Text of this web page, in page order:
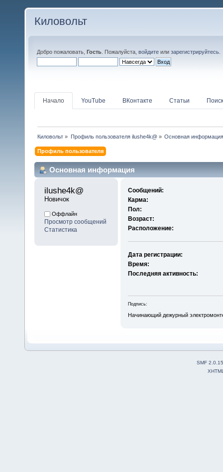
Киловольт
Добро пожаловать, Гость . Пожалуйста, войдите или зарегистрируйтесь
Начало YouTube ВКонтакте Статьи Поиск
Киловольт » Профиль пользователя ilushe4k@» Основная информация
Профиль пользователя
Основная информация
ilushe4k@
Новичок
Оффлайн
Просмотр сообщений
Статистика
Сообщений:
Карма:
Пол:
Возраст:
Расположение:
Дата регистрации:
Время:
Последняя активность:
Подпись:
Начинающий дежурный
SMF 2.0.15